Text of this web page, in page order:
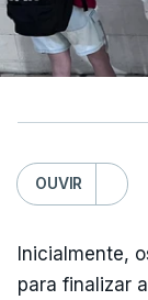
OUVIR
Inicialmente,
para finalizar